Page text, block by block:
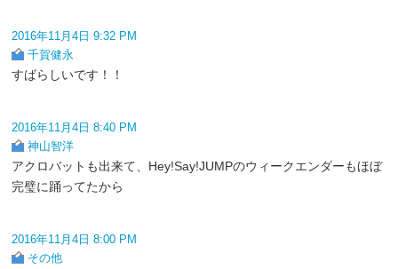
2016年11月4日 9:32 PM
千賀健永
すばらしいです！！
2016年11月4日 8:40 PM
神山智洋
アクロバットも出来て、Hey!Say!JUMPのウィークエンダーもほぼ
完璧に踊ってたから
2016年11月4日 8:00 PM
その他